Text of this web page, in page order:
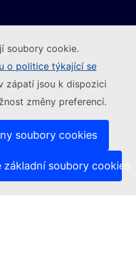
soubory cookie.
o politice týkající se
zápatí jsou k dispozici
změny preferencí.
soubory cookies
soubory cookies
комисия
odkaz)
internetových stránkách